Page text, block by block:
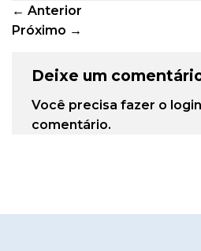
← Anterior
Próximo →
Deixe um
Você precisa fazer o login
comentário.